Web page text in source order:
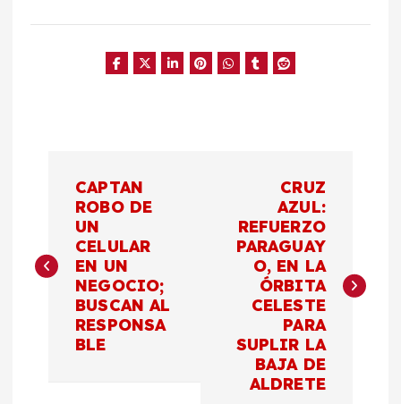
v
CAPTAN
ROBO DE
UN
CELULAR
EN UN
NEGOCIO;
BUSCAN AL
RESPONSA
BLE
CRUZ
AZUL:
REFUERZO
PARAGUAY
O, EN LA
ÓRBITA
CELESTE
PARA
SUPLIR LA
BAJA DE
ALDRETE